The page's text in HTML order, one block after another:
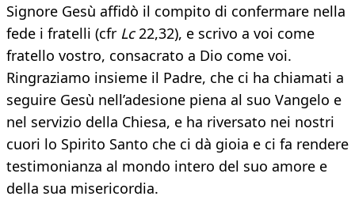
Signore Gesù affidò il compito di confermare nella
fede i fratelli (cfr Lc22,32), e scrivo a voi come
fratello vostro, consacrato a Dio come voi.
Ringraziamo insieme il Padre, che ci ha chiamati a
seguire Gesù nell’adesione piena al suo Vangelo e
nel servizio della Chiesa, e ha riversato nei nostri
cuori lo Spirito Santo che ci dà gioia e ci fa rendere
testimonianza al mondo intero del suo amore e
della sua misericordia.